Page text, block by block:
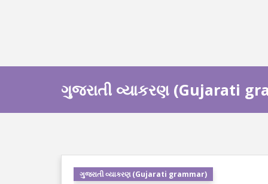
ગુજરાતી વ્યાકરણ (Gujarati
ગુજરાતી વ્યાકરણ (Gujarati grammar)